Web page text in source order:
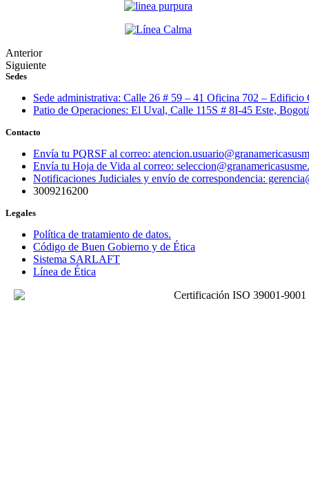
Anterior
Siguiente
Sedes
Sede administrativa: Calle 26 # 59 – 41 Oficina 702 – Edificio
Patio de Operaciones: El Uval, Calle 115S # 8I-45 Este,
Contacto
Envía tu PQRSF al correo:
Envía tu Hoja de Vida al correo:
Notificaciones Judiciales y envío de correspondencia:
3009216200
Legales
Política de tratamiento de datos.
Código de Buen Gobierno y de Ética
Sistema SARLAFT
Línea de Ética